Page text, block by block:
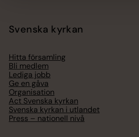
Svenska kyrkan
Hitta församling
Bli medlem
Lediga jobb
Ge en gåva
Organisation
Act Svenska kyrkan
Svenska kyrkan i utlandet
Press – nationell nivå